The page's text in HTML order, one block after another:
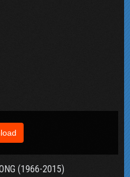
(1966-2015)